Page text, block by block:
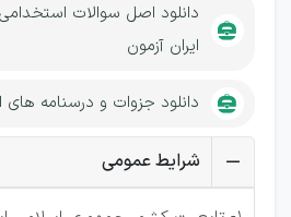
دانلود اصل سوالات
ایران آزمون
دانلود جزوات و درسنامه
شرایط عمومی